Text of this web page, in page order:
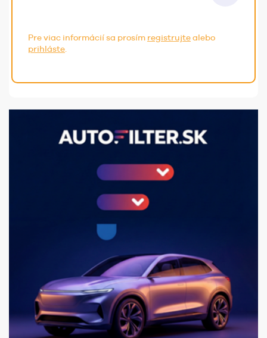
Pre viac informácií sa prosím registrujtealebo
prihláste